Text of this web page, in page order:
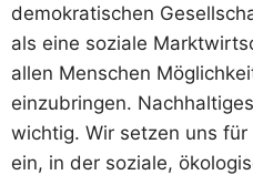
demokratischen
als eine soziale
allen Menschen
einzubringen.
wichtig. Wir setzen uns
ein, in der soziale,